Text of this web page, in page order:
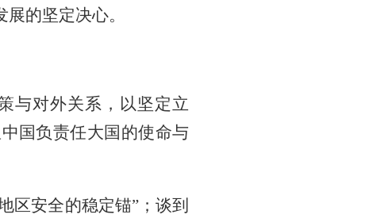
的坚定决心。
与对外关系，以坚定立
国负责任大国的使命与
区安全的稳定锚”；谈到